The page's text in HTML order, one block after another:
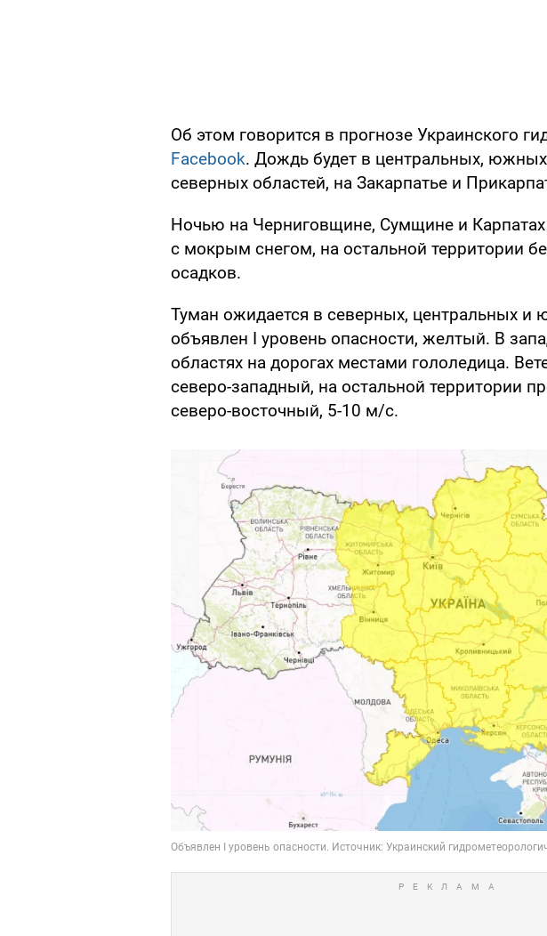
Об этом говорится в прогнозе Украинского
Facebook. Дождь будет в центральных,
северных областей, на Закарпатье и
Ночью на Черниговщине, Сумщине и
с мокрым снегом, на остальной территории
осадков.
Туман ожидается в северных, центральных и
объявлен I уровень опасности, желтый. В
областях на дорогах местами гололедица.
северо-западный, на остальной территории
северо-восточный, 5-10 м/с.